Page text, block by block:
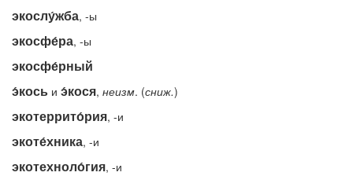
экослу́жба, -ы
экосфе́ра, -ы
экосфе́рный
э́кось и э́кося, неизм. (сниж.)
экотеррито́рия, -и
экоте́хника, -и
экотехноло́гия, -и